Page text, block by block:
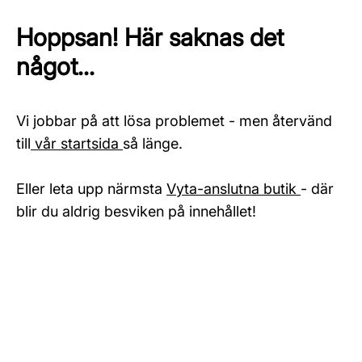
Hoppsan! Här saknas det
något...
Vi jobbar på att lösa problemet - men återvänd
till vår startsida så länge.
Eller leta upp närmsta Vyta-anslutna butik - där
blir du aldrig besviken på innehållet!